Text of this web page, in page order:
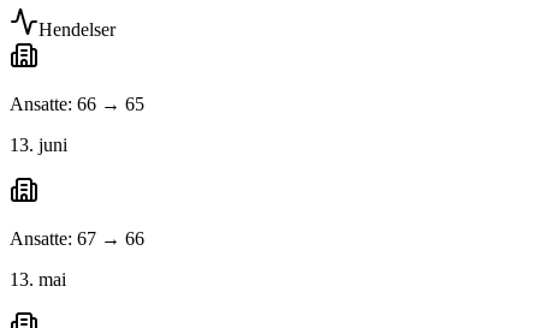
Hendelser
Ansatte: 66 → 65
13. juni
Ansatte: 67 → 66
13. mai